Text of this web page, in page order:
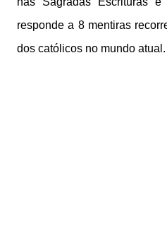
responde a 8 mentiras
dos católicos no mundo atual.